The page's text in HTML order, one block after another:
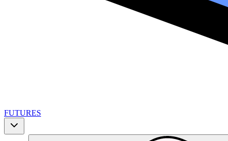
FUTURES